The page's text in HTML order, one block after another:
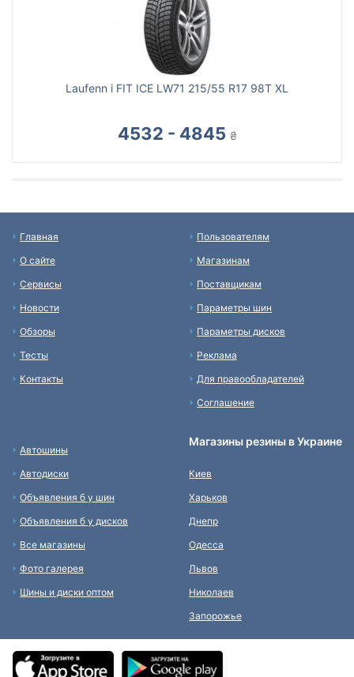
Laufenn i FIT ICE LW71 215/55 R17 98T XL
4532 - 4845 ₴
Главная
О сайте
Сервисы
Новости
Обзоры
Тесты
Контакты
Пользователям
Магазинам
Поставщикам
Параметры шин
Параметры дисков
Реклама
Для правообладателей
Соглашение
Автошины
Автодиски
Объявления б у шин
Объявления б у дисков
Все магазины
Фото галерея
Шины и диски оптом
Магазины резины в Украине
Киев
Харьков
Днепр
Одесса
Львов
Николаев
Запорожье